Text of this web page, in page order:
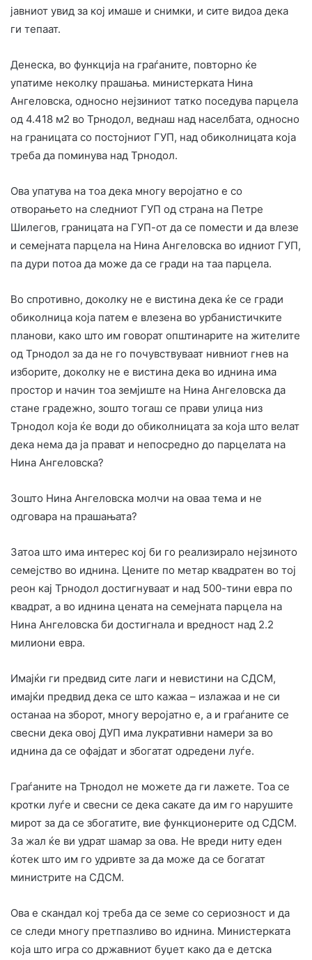
јавниот увид за кој имаше и снимки, и сите видоа дека
ги тепаат.
Денеска, во функција на граѓаните, повторно ќе
упатиме неколку прашања. министерката Нина
Ангеловска, односно нејзиниот татко поседува парцела
од 4.418 м2 во Трнодол, веднаш над населбата, односно
на границата со постојниот ГУП, над обиколницата која
треба да поминува над Трнодол.
Ова упатува на тоа дека многу веројатно е со
отворањето на следниот ГУП од страна на Петре
Шилегов, границата на ГУП-от да се помести и да влезе
и семејната парцела на Нина Ангеловска во идниот ГУП,
па дури потоа да може да се гради на таа парцела.
Во спротивно, доколку не е вистина дека ќе се гради
обиколница која патем е влезена во урбанистичките
планови, како што им говорат општинарите на жителите
од Трнодол за да не го почувствуваат нивниот гнев на
изборите, доколку не е вистина дека во иднина има
простор и начин тоа земјиште на Нина Ангеловска да
стане градежно, зошто тогаш се прави улица низ
Трнодол која ќе води до обиколницата за која што велат
дека нема да ја прават и непосредно до парцелата на
Нина Ангеловска?
Зошто Нина Ангеловска молчи на оваа тема и не
одговара на прашањата?
Затоа што има интерес кој би го реализирало нејзиното
семејство во иднина. Цените по метар квадратен во тој
реон кај Трнодол достигнуваат и над 500-тини евра по
квадрат, а во иднина цената на семејната парцела на
Нина Ангеловска би достигнала и вредност над 2.2
милиони евра.
Имајќи ги предвид сите лаги и невистини на СДСМ,
имајќи предвид дека се што кажаа – излажаа и не си
останаа на зборот, многу веројатно е, а и граѓаните се
свесни дека овој ДУП има лукративни намери за во
иднина да се офајдат и збогатат одредени луѓе.
Граѓаните на Трнодол не можете да ги лажете. Тоа се
кротки луѓе и свесни се дека сакате да им го нарушите
мирот за да се збогатите, вие функционерите од СДСМ.
За жал ќе ви удрат шамар за ова. Не вреди ниту еден
ќотек што им го удривте за да може да се богатат
министрите на СДСМ.
Ова е скандал кој треба да се земе со сериозност и да
се следи многу претпазливо во иднина. Министерката
која што игра со државниот буџет како да е детска